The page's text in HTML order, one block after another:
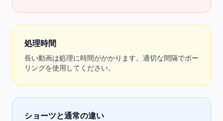
処理時間
長い動画は処理に時間がかかります。適切な間隔でポー
リングを使用してください。
ショーツと通常の違い